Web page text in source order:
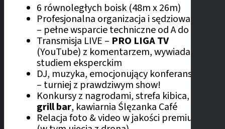
6 równoległych boisk (48m x 26m)
Profesjonalna organizacja i sędziowanie
– pełne wsparcie techniczne od A do Z
Transmisja LIVE – PRO LIGA TV
(YouTube) z komentarzem, wywiadami i
studiem eksperckim
DJ, muzyka, emocjonujący konferansjer
– turniej z prawdziwym show!
Konkursy z nagrodami, strefa kibica,
grill bar, kawiarnia Ślęzanka Café
Relacja foto & video w jakości premium